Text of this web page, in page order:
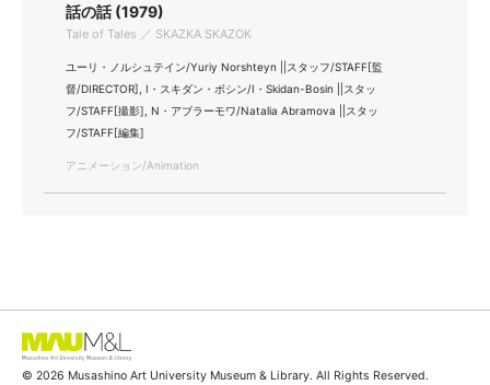
話の話 (1979)
Tale of Tales ／ SKAZKA SKAZOK
ユーリ・ノルシュテイン/Yuriy Norshteyn ||スタッフ/STAFF[監
督/DIRECTOR], I・スキダン・ボシン/I・Skidan-Bosin ||スタッ
フ/STAFF[撮影], N・アブラーモワ/Natalia Abramova ||スタッ
フ/STAFF[編集]
アニメーション/Animation
© 2026 Musashino Art University Museum & Library. All Rights Reserved.